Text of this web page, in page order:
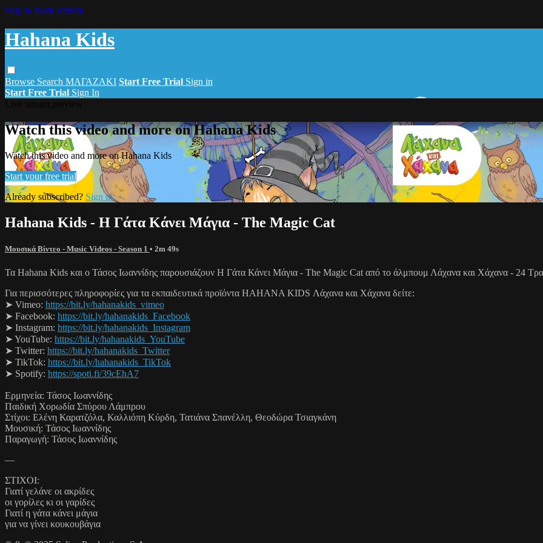
Skip to main content
Hahana Kids
Browse Search ΜΑΓΑΖΑΚΙ Start Free Trial Sign in
Start Free Trial Sign In
Watch this video and more on Hahana Kids
Watch this video and more on Hahana Kids
Start your free trial
Already subscribed? Sign in
Hahana Kids - Η Γάτα Κάνει Μάγια - The Magic Cat
Μουσικά Βίντεο - Music Videos - Season 1 • 2m 49s
Τα Hahana Kids και ο Τάσος Ιωαννίδης παρουσιάζουν Η Γάτα Κάνει Μάγια - The Magic Cat από το άλμπουμ Λάχανα και Χάχανα - 24
Για περισσότερες πληροφορίες για τα εκπαιδευτικά προϊόντα HAHANA KIDS Λάχανα και Χάχανα δείτε:
➤ Vimeo: https://bit.ly/hahanakids_vimeo
➤ Facebook: https://bit.ly/hahanakids_Facebook
➤ Instagram: https://bit.ly/hahanakids_Instagram
➤ YouTube: https://bit.ly/hahanakids_YouTube
➤ Twitter: https://bit.ly/hahanakids_Twitter
➤ TikTok: https://bit.ly/hahanakids_TikTok
➤ Spotify: https://spoti.fi/39cEhA7
Ερμηνεία: Τάσος Ιωαννίδης
Παιδική Χορωδία Σπύρου Λάμπρου
Στίχοι: Ελένη Καρατζόλα, Καλλιόπη Κύρδη, Τατιάνα Σπανέλλη, Θεοδώρα Τσιαγκάνη
Μουσική: Τάσος Ιωαννίδης
Παραγωγή: Τάσος Ιωαννίδης
—
ΣΤΙΧΟΙ:
Γιατί γελάνε οι ακρίδες
οι γορίλες κι οι γαρίδες
Γιατί η γάτα κάνει μάγια
για να γίνει κουκουβάγια